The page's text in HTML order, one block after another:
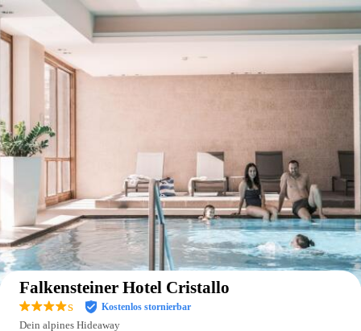
Auf der Karte anzeigen
Falkensteiner Hotel Cristallo
s Kostenlos stornierbar
Dein alpines Hideaway